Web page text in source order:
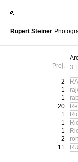
Rupert Steiner
Proj.
3
2
1
1
20
1
1
1
2
11